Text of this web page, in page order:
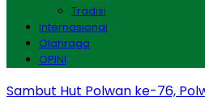
Tradisi
Internasional
Olahraga
OPINI
Sambut Hut Polwan ke-76,